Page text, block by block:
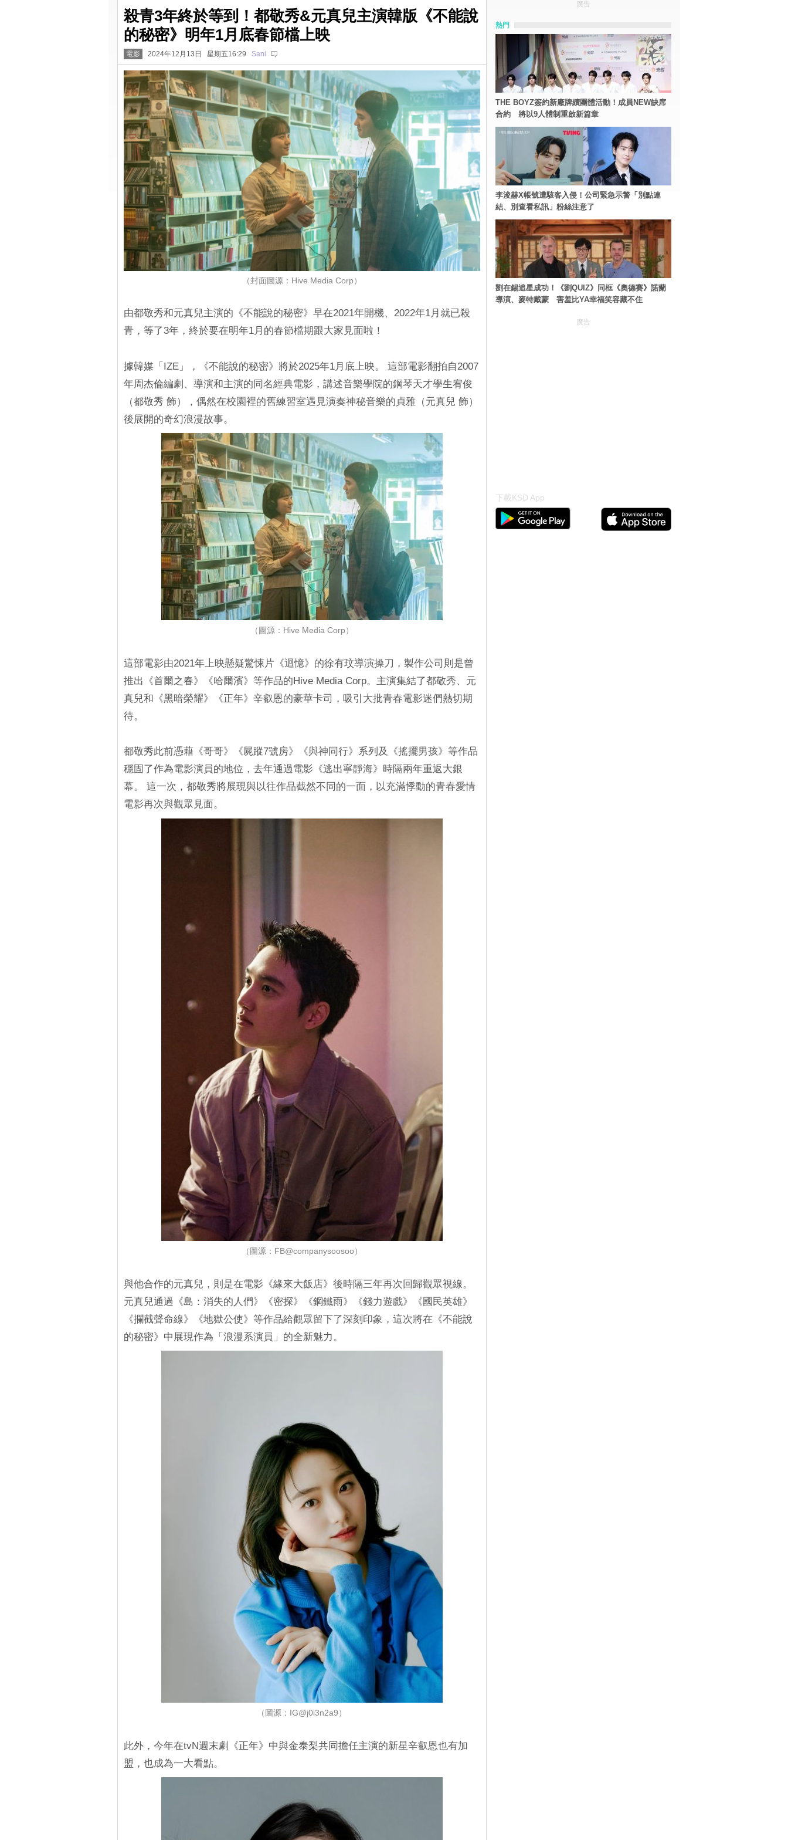
殺青3年終於等到！都敬秀&元真兒主演韓版《不能說
的秘密》明年1月底春節檔上映
電影 2024年12月13日 星期五16:29 Sani
（封面圖源：Hive Media Corp）
由都敬秀和元真兒主演的《不能說的秘密》早在2021年開機、2022年1月就已殺
青，等了3年，終於要在明年1月的春節檔期跟大家見面啦！
據韓媒「IZE」，《不能說的秘密》將於2025年1月底上映。 這部電影翻拍自2007
年周杰倫編劇、導演和主演的同名經典電影，講述音樂學院的鋼琴天才學生宥俊
（都敬秀 飾），偶然在校園裡的舊練習室遇見演奏神秘音樂的貞雅（元真兒 飾）
後展開的奇幻浪漫故事。
（圖源：Hive Media Corp）
這部電影由2021年上映懸疑驚悚片《迴憶》的徐有玟導演操刀，製作公司則是曾
推出《首爾之春》《哈爾濱》等作品的Hive Media Corp。主演集結了都敬秀、元
真兒和《黑暗榮耀》《正年》辛叡恩的豪華卡司，吸引大批青春電影迷們熱切期
待。
都敬秀此前憑藉《哥哥》《屍蹤7號房》《與神同行》系列及《搖擺男孩》等作品
穩固了作為電影演員的地位，去年通過電影《逃出寧靜海》時隔兩年重返大銀
幕。 這一次，都敬秀將展現與以往作品截然不同的一面，以充滿悸動的青春愛情
電影再次與觀眾見面。
（圖源：FB@companysoosoo）
與他合作的元真兒，則是在電影《緣來大飯店》後時隔三年再次回歸觀眾視線。
元真兒通過《島：消失的人們》《密探》《鋼鐵雨》《錢力遊戲》《國民英雄》
《攔截聲命線》《地獄公使》等作品給觀眾留下了深刻印象，這次將在《不能說
的秘密》中展現作為「浪漫系演員」的全新魅力。
（圖源：IG@j0i3n2a9）
此外，今年在tvN週末劇《正年》中與金泰梨共同擔任主演的新星辛叡恩也有加
盟，也成為一大看點。
廣告
熱門
THE BOYZ簽約新廠牌續團體活動！成員NEW缺席
合約 將以9人體制重啟新篇章
李浚赫X帳號遭駭客入侵！公司緊急示警「別點連
結、別查看私訊」粉絲注意了
劉在錫追星成功！《劉QUIZ》同框《奧德賽》諾蘭
導演、麥特戴蒙 害羞比YA幸福笑容藏不住
廣告
下載KSD App